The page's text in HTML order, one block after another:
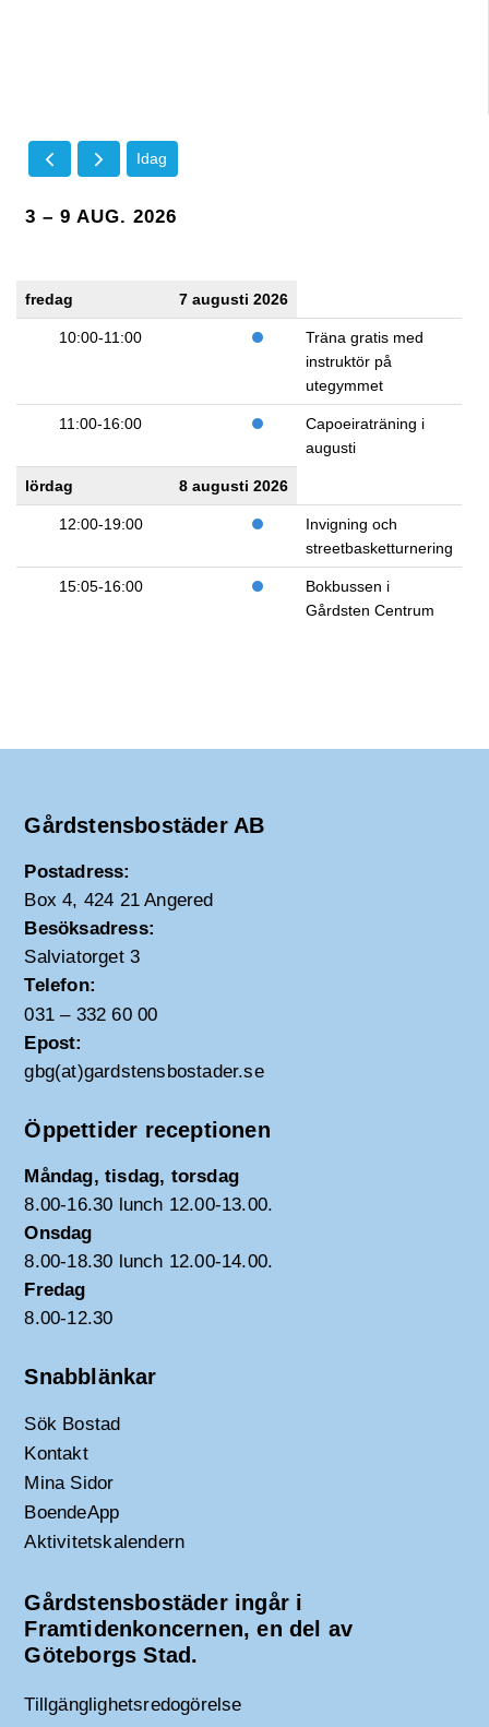
Idag
3 – 9 AUG. 2026
fredag 7 augusti 2026
10:00-11:00
Träna gratis med
instruktör på
utegymmet
11:00-16:00
Capoeiraträning i
augusti
lördag 8 augusti 2026
12:00-19:00
Invigning och
streetbasketturnering
15:05-16:00
Bokbussen i
Gårdsten Centrum
Gårdstensbostäder AB
Postadress:
Box 4, 424 21 Angered
Besöksadress:
Salviatorget 3
Telefon:
031 – 332 60 00
Epost:
gbg(at)gardstensbostader.se
Öppettider receptionen
Måndag, tisdag, torsdag
8.00-16.30 lunch 12.00-13.00.
Onsdag
8.00-18.30 lunch 12.00-14.00.
Fredag
8.00-12.30
Snabblänkar
Sök Bostad
Kontakt
Mina Sidor
BoendeApp
Aktivitetskalendern
Gårdstensbostäder ingår i
Framtidenkoncernen, en del av
Göteborgs Stad.
Tillgänglighetsredogörelse